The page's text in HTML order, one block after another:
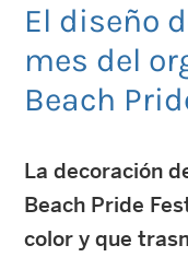
El diseño
mes del
Beach
La decoración
Beach Pride
color y que